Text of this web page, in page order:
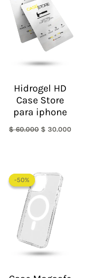
Hidrogel HD
Case Store
para iphone
$60.000
era:
$ 60.000.
$ 30.000
-50%
-50%
de
precios:
desde
$ 30.000
hasta